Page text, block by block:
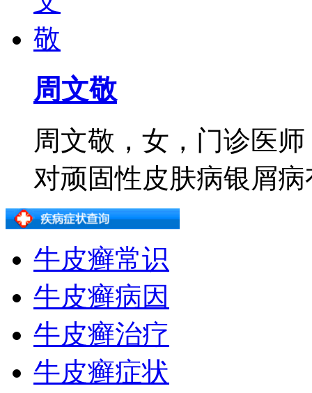
周文敬
周文敬，女，门诊医
对顽固性皮肤病银屑病
牛皮癣常识
牛皮癣病因
牛皮癣治疗
牛皮癣症状